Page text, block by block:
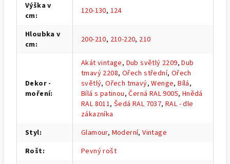
Výška v
cm: 120-130, 124
Hloubka v
cm: 200-210, 210-220, 210
Dekor -
moření:
Akát vintage, Dub světlý 2209,Dub
tmavý 2208, Ořech střední, Ořech
světlý,Ořech tmavý,Wenge,Bílá,
Bílá s patinou,Černá RAL 9005, Hnědá
RAL 8011,Šedá RAL 7037,RAL - dle
zákazníka
Styl: Glamour, Moderní,Vintage
Rošt:
Pevný rošt